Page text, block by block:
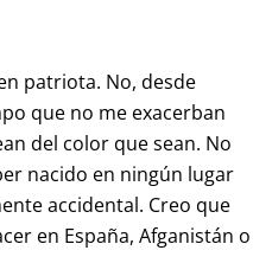
patriota. No, desde
que no me exacerban
del color que sean. No
nacido en ningún lugar
accidental. Creo que
en España, Afganistán o